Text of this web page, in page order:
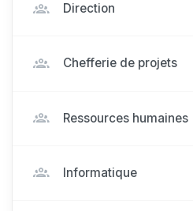
Direction
Chefferie de projets
Ressources humaines
Informatique